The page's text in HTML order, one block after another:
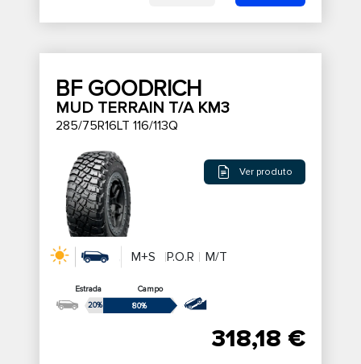
BF GOODRICH
MUD TERRAIN T/A KM3
285/75R16LT 116/113Q
Ver produto
M+S P.O.R M/T
Estrada
Campo
20%
80%
318,18 €